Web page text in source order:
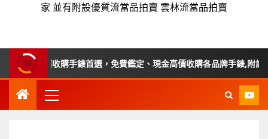
家 並有附設優質流當品拍賣 雲林流當品拍賣
、苗栗收購手錶首選，免費鑑定、現金高價收購各品牌手錶,附設平價